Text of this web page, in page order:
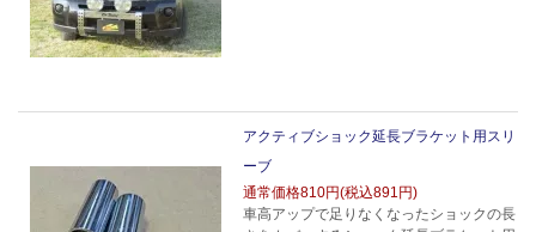
アクティブショック延長ブラケット用スリ
ーブ
通常価格810円(税込891円)
車高アップで足りなくなったショックの長